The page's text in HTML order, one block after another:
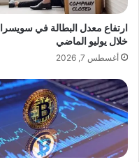
ت
ج
ا
ر
ة
ا
ل
ع
ا
ل
إ
ل
ى
ا
س
ا
س
ة
ا
ل
ارتفاع معدل البطالة في سويسرا
خلال يوليو الماضي
أغسطس 7, 2026